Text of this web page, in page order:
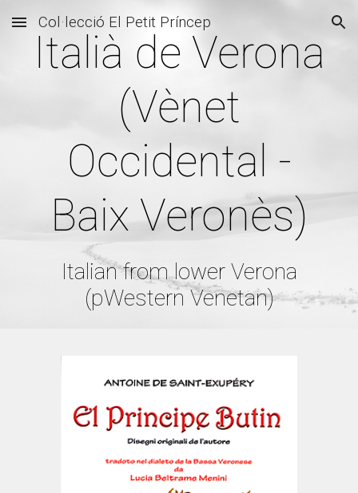
Skip to main content Skip to navigation
Col·lecció El Petit Príncep
Italià de Verona
(Vènet
Occidental -
Baix Veronès)
Italian from lower Verona
(pWestern Venetan)